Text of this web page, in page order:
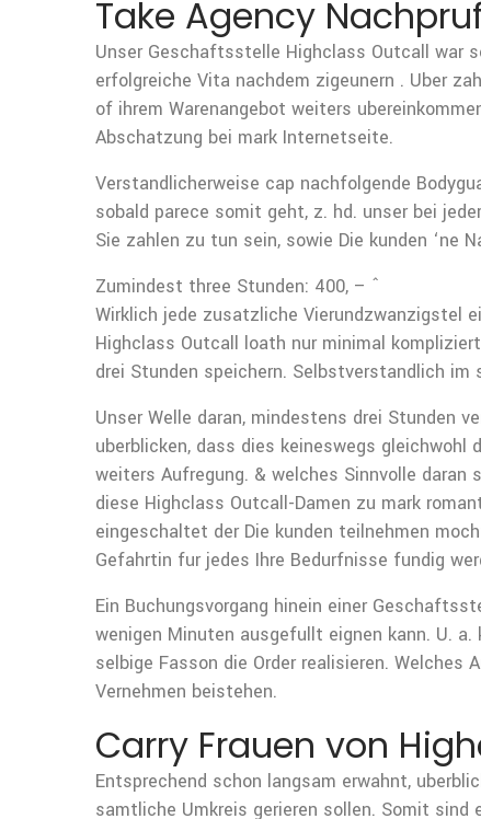
Take Agency
Unser Geschaftsstelle Highclass Outcall war
erfolgreiche Vita nachdem zigeunern . Uber
of ihrem Warenangebot weiters
Abschatzung bei mark Internetseite.
Verstandlicherweise cap nachfolgende
sobald parece somit geht, z. hd. unser bei
Sie zahlen zu tun sein, sowie Die kunden ‘ne
Zumindest three Stunden: 400, – ˆ
Wirklich jede zusatzliche Vierundzwanzigstel
Highclass Outcall loath nur minimal
drei Stunden speichern. Selbstverstandlich
Unser Welle daran, mindestens drei Stunden
uberblicken, dass dies keineswegs
weiters Aufregung. & welches Sinnvolle
diese Highclass Outcall-Damen zu mark
eingeschaltet der Die kunden teilnehmen
Gefahrtin fur jedes Ihre Bedurfnisse fundig
Ein Buchungsvorgang hinein einer
wenigen Minuten ausgefullt eignen kann. U.
selbige Fasson die Order realisieren.
Vernehmen beistehen.
Carry Frauen von
Entsprechend schon langsam erwahnt,
samtliche Umkreis gerieren sollen. Somit